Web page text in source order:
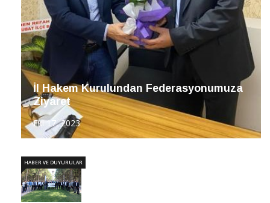
İl Hakem Kurulundan Federasyonumuza
Ziyaret
Eki 17, 2023
HABER VE DUYURULAR